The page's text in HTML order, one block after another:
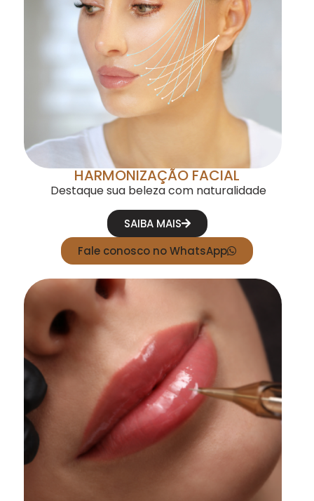
HARMONIZAÇÃO FACIAL
Destaque sua beleza com naturalidade
SAIBA MAIS
Fale conosco no WhatsApp